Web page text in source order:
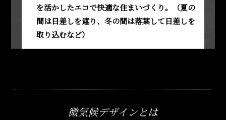
を活かしたエコで快適な住まいづくり。（夏の
間は日差しを遮り、冬の間は落葉して日差しを
取り込むなど）
微気候デザインとは